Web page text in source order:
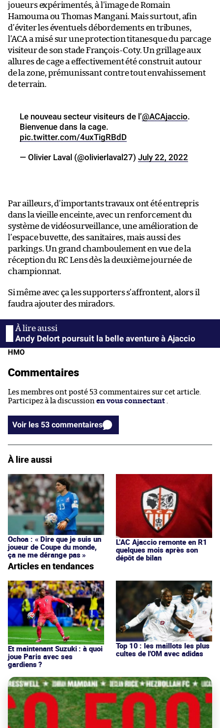
joueurs expérimentés, à l’image de Romain
Hamouma ou Thomas Mangani. Mais surtout, afin
d’éviter les éventuels débordements en tribunes,
l’ACA a misé sur une protection titanesque du parcage
visiteur de son stade François-Coty. Un grillage aux
allures de cage a effectivement été construit autour
de la zone, prémunissant contre tout envahissement
de terrain.
Le nouveau secteur visiteurs de l’@ACAjaccio.
Bienvenue dans la cage.
pic.twitter.com/4uxTigRBdD
— Olivier Laval (@olivierlaval27) July 22, 2022
Par ailleurs, d’importants travaux ont été entrepris
dans la vieille enceinte, avec un renforcement du
système de vidéosurveillance, une amélioration de
l’espace buvette, des sanitaires, mais aussi des
parkings. Un grand chamboulement en vue de la
réception du RC Lens dès la deuxième journée de
championnat.
Si même avec ça les supporters s’affrontent, alors il
faudra ajouter des miradors.
Andy Delort poursuit la belle aventure à Ajaccio
HMO
Commentaires
Les membres ont posté 53 commentaires sur cet article.
Participez à la discussion en vous connectant
Voir les 53 commentaires
À lire aussi
Ochoa : « Dire que je suis un
joueur de Coupe du monde,
ça ne me dérange pas »
L’AC Ajaccio remonte en R1
quelques mois après son
dépôt de bilan
Articles en tendances
Et maintenant Suzuki : à quoi
joue Paris avec ses
gardiens ?
Top 10 : les maillots les plus
cultes de l'OM avec adidas